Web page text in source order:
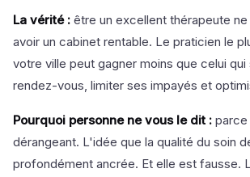
La vérité : être un excellent thérapeute
avoir un cabinet rentable. Le praticien le
votre ville peut gagner moins que celui
rendez-vous, limiter ses impayés et
Pourquoi personne ne vous le dit :
dérangeant. L'idée que la qualité du soin
profondément ancrée. Et elle est fausse.